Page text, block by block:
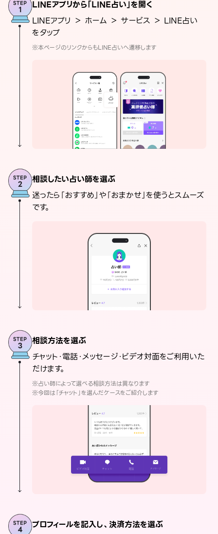
LINEアプリから「LINE占い」を開く
LINEアプリ ＞ ホーム ＞ サービス ＞ LINE占い
をタップ
※本ページのリンクからもLINE占いへ遷移します
相談したい占い師を選ぶ
迷ったら「おすすめ」や「おまかせ」を使うとスムーズ
です。
相談方法を選ぶ
チャット・電話・メッセージ・ビデオ対面をご利用いた
だけます。
※占い師によって選べる相談方法は異なります
※今回は「チャット」を選んだケースをご紹介します
プロフィールを記入し、決済方法を選ぶ